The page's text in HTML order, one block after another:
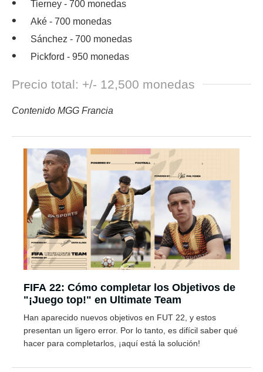
Tierney - 700 monedas
Aké - 700 monedas
Sánchez - 700 monedas
Pickford - 950 monedas
Precio total: +/- 12,500 monedas
Contenido MGG Francia
FIFA 22: Cómo completar los Objetivos de
"¡Juego top!" en Ultimate Team
Han aparecido nuevos objetivos en FUT 22, y estos
presentan un ligero error. Por lo tanto, es difícil saber qué
hacer para completarlos, ¡aquí está la solución!